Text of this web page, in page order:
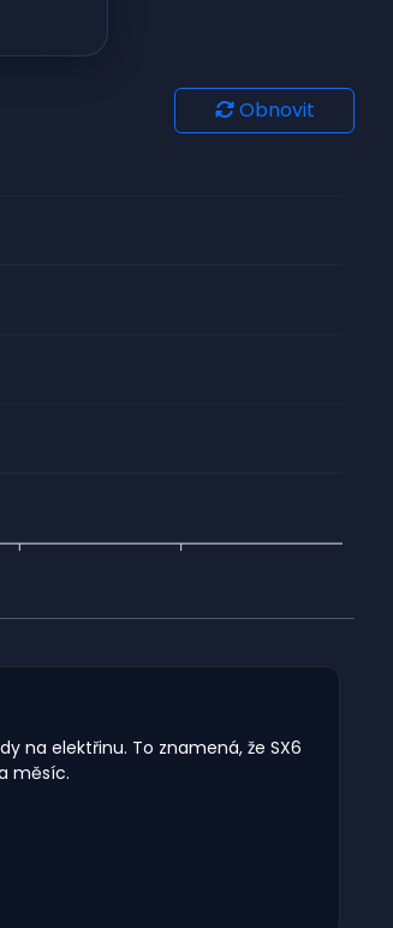
Obnovit
na elektřinu. To znamená, že SX6
měsíc.